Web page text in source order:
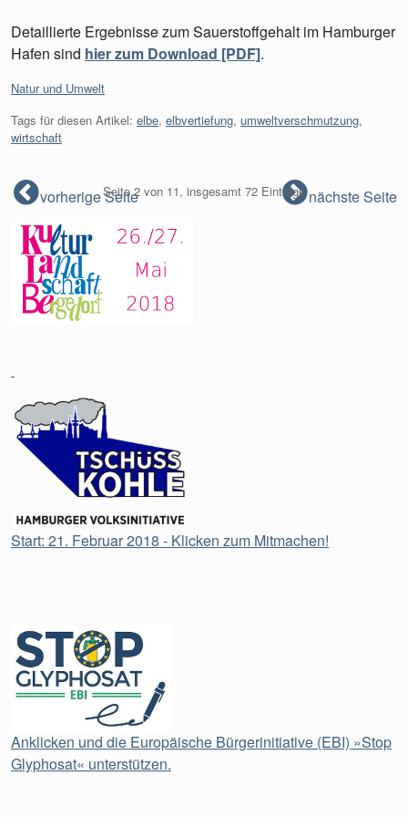
Detaillierte Ergebnisse zum Sauerstoffgehalt im Hamburger
Hafen sind hier zum Download [PDF].
Kategorien:
Natur und Umwelt
Tags für diesen Artikel: elbe, elbvertiefung, umweltverschmutzung,
wirtschaft
Seite 2 von 11, insgesamt 72 Einträge
vorherige Seite nächste Seite
Start: 21. Februar 2018 - Klicken zum Mitmachen!
Anklicken und die Europäische Bürgerinitiative (EBI) »Stop
Glyphosat« unterstützen.